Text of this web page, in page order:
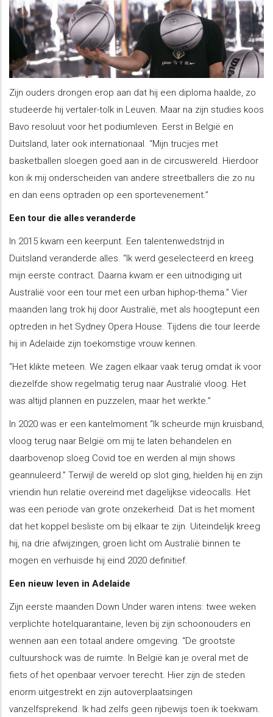
Zijn ouders drongen erop aan dat hij een diploma haalde, zo
studeerde hij vertaler-tolk in Leuven. Maar na zijn studies koos
Bavo resoluut voor het podiumleven. Eerst in België en
Duitsland, later ook internationaal. “Mijn trucjes met
basketballen sloegen goed aan in de circuswereld. Hierdoor
kon ik mij onderscheiden van andere streetballers die zo nu
en dan eens optraden op een sportevenement.”
Een tour die alles veranderde
In 2015 kwam een keerpunt. Een talentenwedstrijd in
Duitsland veranderde alles. “Ik werd geselecteerd en kreeg
mijn eerste contract. Daarna kwam er een uitnodiging uit
Australië voor een tour met een urban hiphop-thema.” Vier
maanden lang trok hij door Australië, met als hoogtepunt een
optreden in het Sydney Opera House. Tijdens die tour leerde
hij in Adelaide zijn toekomstige vrouw kennen.
“Het klikte meteen. We zagen elkaar vaak terug omdat ik voor
diezelfde show regelmatig terug naar Australië vloog. Het
was altijd plannen en puzzelen, maar het werkte.”
In 2020 was er een kantelmoment “Ik scheurde mijn kruisband,
vloog terug naar België om mij te laten behandelen en
daarbovenop sloeg Covid toe en werden al mijn shows
geannuleerd.” Terwijl de wereld op slot ging, hielden hij en zijn
vriendin hun relatie overeind met dagelijkse videocalls. Het
was een periode van grote onzekerheid. Dat is het moment
dat het koppel besliste om bij elkaar te zijn. Uiteindelijk kreeg
hij, na drie afwijzingen, groen licht om Australië binnen te
mogen en verhuisde hij eind 2020 definitief.
Een nieuw leven in Adelaide
Zijn eerste maanden Down Under waren intens: twee weken
verplichte hotelquarantaine, leven bij zijn schoonouders en
wennen aan een totaal andere omgeving. “De grootste
cultuurshock was de ruimte. In België kan je overal met de
fiets of het openbaar vervoer terecht. Hier zijn de steden
enorm uitgestrekt en zijn autoverplaatsingen
vanzelfsprekend. Ik had zelfs geen rijbewijs toen ik toekwam.